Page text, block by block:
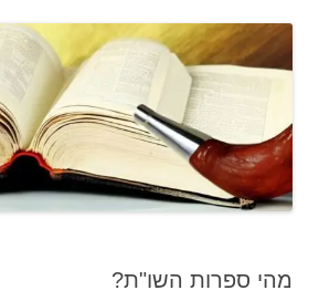
מהי ספרות השו"ת?